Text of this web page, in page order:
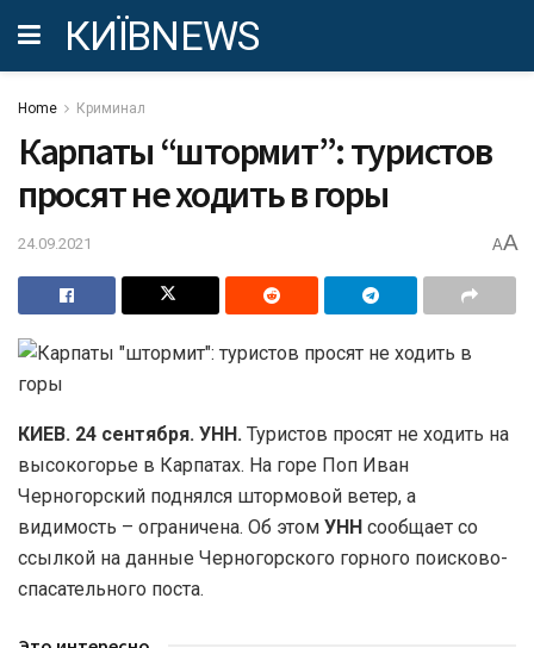
КИЇВNEWS
Home Криминал
Карпаты “штормит”: туристов
просят не ходить в горы
24.09.2021 AA
КИЕВ. 24 сентября. УНН. Туристов просят не ходить на
высокогорье в Карпатах. На горе Поп Иван
Черногорский поднялся штормовой ветер, а
видимость – ограничена. Об этом УНН сообщает со
ссылкой на данные Черногорского горного поисково-
спасательного поста.